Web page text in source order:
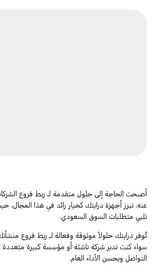
أصبحت الحاجة إلى حلول متقدمة لـ ربط فروع
عنه. تبرز أجهزة درايتك كخيار رائد في هذا المجال،
تلبي متطلبات السوق السعودي.
تُوفر درايتك حلولاً موثوقة وفعالة لـ ربط فروع
سواء كنت تدير شركة ناشئة أو مؤسسة كبيرة
التواصل ويحسن الأداء العام.